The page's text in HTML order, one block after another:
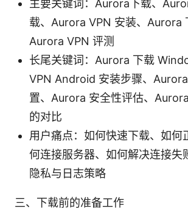
主要关键词：Aurora下载、
载、Aurora VPN 安装、Aurora
Aurora VPN 评测
长尾关键词：Aurora 下载
VPN Android 安装步骤、
置、Aurora 安全性评估、
的对比
用户痛点：如何快速下载、如何
何连接服务器、如何解决连接失
隐私与日志策略
三、下载前的准备工作